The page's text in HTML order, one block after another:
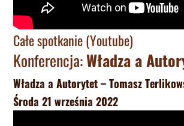
Całe spotkanie (Youtube)
Konferencja:Władza a
Władza a Autorytet – Tomasz
Środa 21 września 2022